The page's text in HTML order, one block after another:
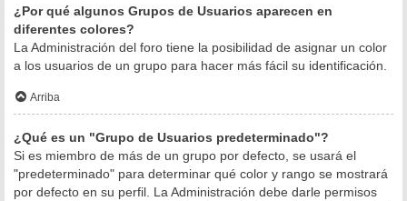
¿Por qué algunos Grupos de Usuarios aparecen en
diferentes colores?
La Administración del foro tiene la posibilidad de asignar un color
a los usuarios de un grupo para hacer más fácil su identificación.
Arriba
¿Qué es un "Grupo de Usuarios predeterminado"?
Si es miembro de más de un grupo por defecto, se usará el
"predeterminado" para determinar qué color y rango se mostrará
por defecto en su perfil. La Administración debe darle permisos